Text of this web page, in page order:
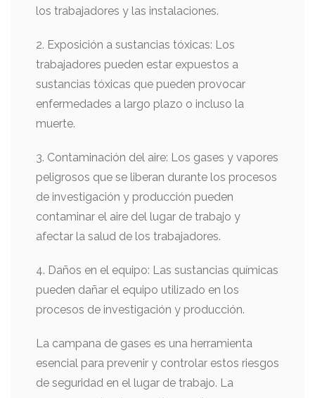
los trabajadores y las instalaciones.
2. Exposición a sustancias tóxicas: Los
trabajadores pueden estar expuestos a
sustancias tóxicas que pueden provocar
enfermedades a largo plazo o incluso la
muerte.
3. Contaminación del aire: Los gases y vapores
peligrosos que se liberan durante los procesos
de investigación y producción pueden
contaminar el aire del lugar de trabajo y
afectar la salud de los trabajadores.
4. Daños en el equipo: Las sustancias químicas
pueden dañar el equipo utilizado en los
procesos de investigación y producción.
La campana de gases es una herramienta
esencial para prevenir y controlar estos riesgos
de seguridad en el lugar de trabajo. La